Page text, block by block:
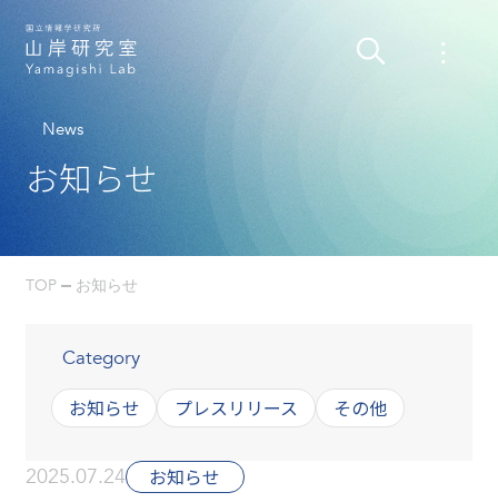
News
お知らせ
TOP お知らせ
Category
お知らせ プレスリリース その他
2025.07.24 お知らせ